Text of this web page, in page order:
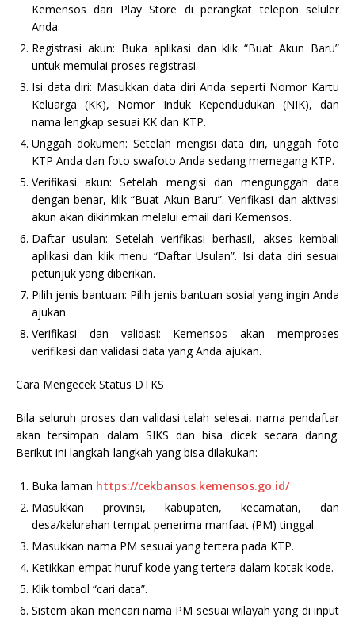
Kemensos dari Play Store di perangkat telepon seluler
Anda.
Registrasi akun: Buka aplikasi dan klik “Buat Akun Baru”
untuk memulai proses registrasi.
Isi data diri: Masukkan data diri Anda seperti Nomor Kartu
Keluarga (KK), Nomor Induk Kependudukan (NIK), dan
nama lengkap sesuai KK dan KTP.
Unggah dokumen: Setelah mengisi data diri, unggah foto
KTP Anda dan foto swafoto Anda sedang memegang KTP.
Verifikasi akun: Setelah mengisi dan mengunggah data
dengan benar, klik “Buat Akun Baru”. Verifikasi dan aktivasi
akun akan dikirimkan melalui email dari Kemensos.
Daftar usulan: Setelah verifikasi berhasil, akses kembali
aplikasi dan klik menu “Daftar Usulan”. Isi data diri sesuai
petunjuk yang diberikan.
Pilih jenis bantuan: Pilih jenis bantuan sosial yang ingin Anda
ajukan.
Verifikasi dan validasi: Kemensos akan memproses
verifikasi dan validasi data yang Anda ajukan.
Cara Mengecek Status DTKS
Bila seluruh proses dan validasi telah selesai, nama pendaftar
akan tersimpan dalam SIKS dan bisa dicek secara daring.
Berikut ini langkah-langkah yang bisa dilakukan:
Buka laman https://cekbansos.kemensos.go.id/
Masukkan provinsi, kabupaten, kecamatan, dan
desa/kelurahan tempat penerima manfaat (PM) tinggal.
Masukkan nama PM sesuai yang tertera pada KTP.
Ketikkan empat huruf kode yang tertera dalam kotak kode.
Klik tombol “cari data”.
Sistem akan mencari nama PM sesuai wilayah yang di input